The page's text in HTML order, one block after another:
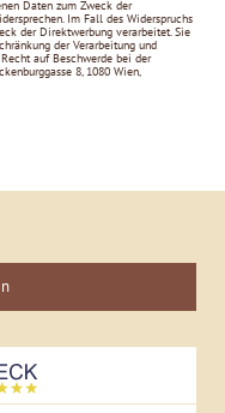
Daten zum Zweck der
Im Fall des Widerspruchs
der Direktwerbung verarbeitet. Sie
der Verarbeitung und
auf Beschwerde bei der
8, 1080 Wien,